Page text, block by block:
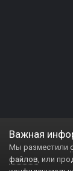
Важная
Мы разместили
файлов, или